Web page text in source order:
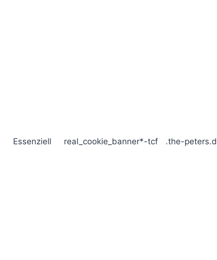
Essenziell real_cookie_banner*-tcf .the-